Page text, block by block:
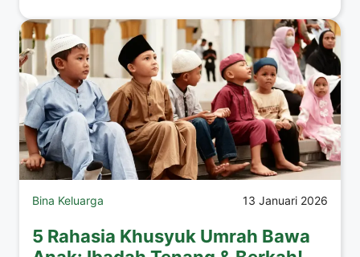
Bina Keluarga 13 Januari 2026
5 Rahasia Khusyuk Umrah Bawa